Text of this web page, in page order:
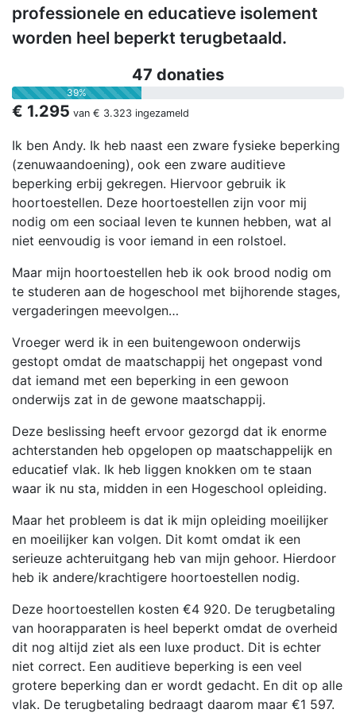
professionele en educatieve isolement
worden heel beperkt terugbetaald.
47 donaties
39%
€ 1.295 van € 3.323 ingezameld
Ik ben Andy. Ik heb naast een zware fysieke beperking
(zenuwaandoening), ook een zware auditieve
beperking erbij gekregen. Hiervoor gebruik ik
hoortoestellen. Deze hoortoestellen zijn voor mij
nodig om een sociaal leven te kunnen hebben, wat al
niet eenvoudig is voor iemand in een rolstoel.
Maar mijn hoortoestellen heb ik ook brood nodig om
te studeren aan de hogeschool met bijhorende stages,
vergaderingen meevolgen…
Vroeger werd ik in een buitengewoon onderwijs
gestopt omdat de maatschappij het ongepast vond
dat iemand met een beperking in een gewoon
onderwijs zat in de gewone maatschappij.
Deze beslissing heeft ervoor gezorgd dat ik enorme
achterstanden heb opgelopen op maatschappelijk en
educatief vlak. Ik heb liggen knokken om te staan
waar ik nu sta, midden in een Hogeschool opleiding.
Maar het probleem is dat ik mijn opleiding moeilijker
en moeilijker kan volgen. Dit komt omdat ik een
serieuze achteruitgang heb van mijn gehoor. Hierdoor
heb ik andere/krachtigere hoortoestellen nodig.
Deze hoortoestellen kosten €4 920. De terugbetaling
van hoorapparaten is heel beperkt omdat de overheid
dit nog altijd ziet als een luxe product. Dit is echter
niet correct. Een auditieve beperking is een veel
grotere beperking dan er wordt gedacht. En dit op alle
vlak. De terugbetaling bedraagt daarom maar €1 597.